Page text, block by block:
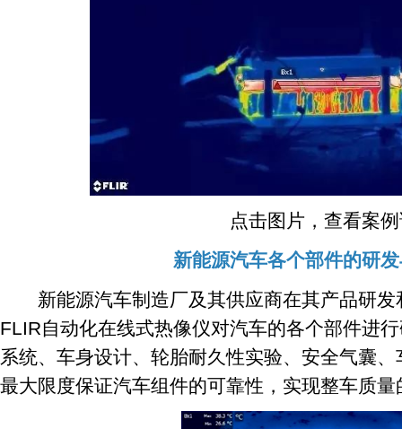
点击图片，查看案例
新能源汽车各个部件的研
新能源汽车制造厂及其供应商在其产品研发
FLIR自动化在线式热像仪对汽车的各个部件进
系统、车身设计、轮胎耐久性实验、安全气囊
最大限度保证汽车组件的可靠性，实现整车质量